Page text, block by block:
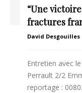
“Une
fractures
David Desgouilles
Entretien avec
Perrault 2/2
reportage :